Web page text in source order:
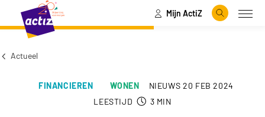
Naar hoofdinhoud
Naar menu Mijn ActiZ
Zoeken
Actueel
FINANCIEREN WONEN NIEUWS 20 FEB 2024
LEESTIJD
3 MIN